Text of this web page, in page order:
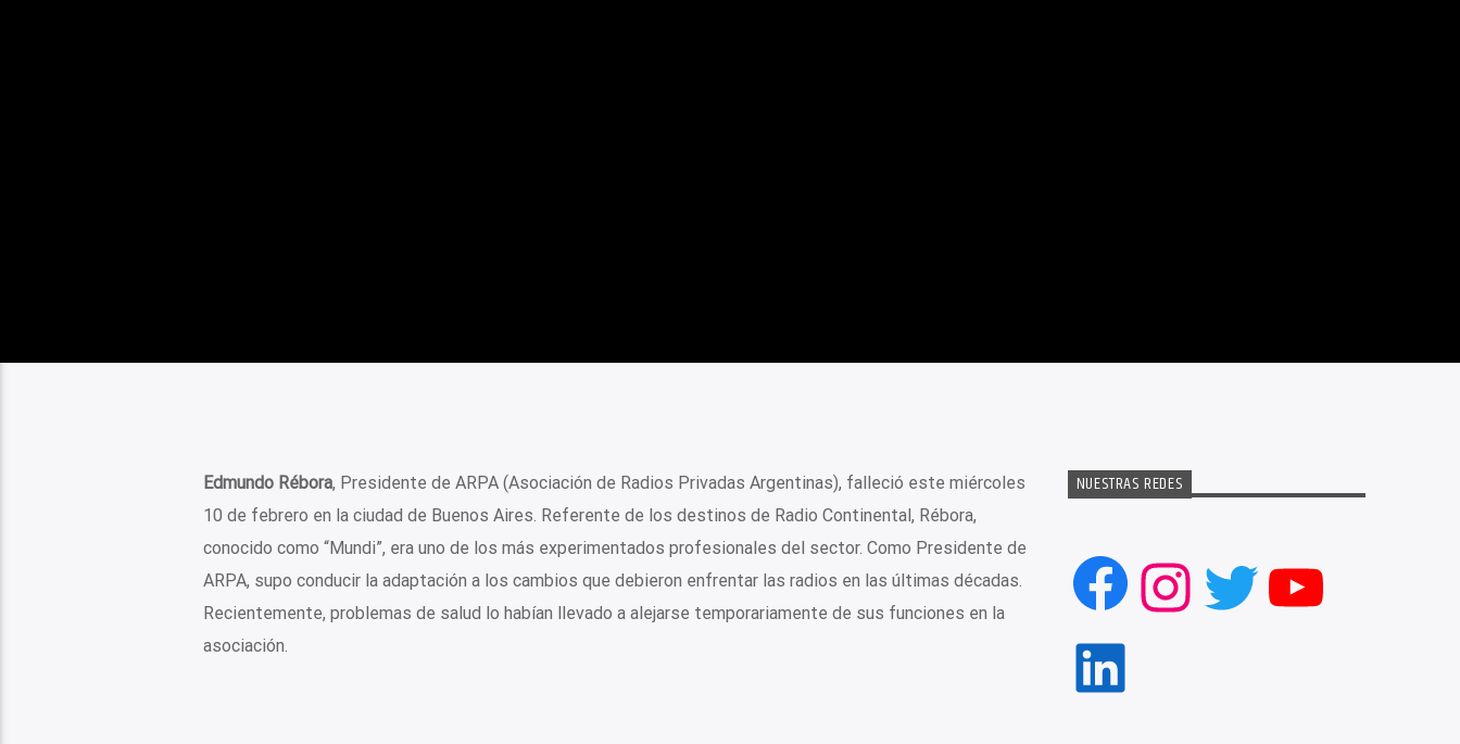
Edmundo Rébora, Presidente de ARPA (Asociación de Radios Privadas Argentinas), falleció este miércoles
10 de febrero en la ciudad de Buenos Aires. Referente de los destinos de Radio Continental, Rébora,
conocido como “Mundi”, era uno de los más experimentados profesionales del sector. Como Presidente de
ARPA, supo conducir la adaptación a los cambios que debieron enfrentar las radios en las últimas décadas.
Recientemente, problemas de salud lo habían llevado a alejarse temporariamente de sus funciones en la
asociación.
NUESTRAS REDES
Facebook
Instagram
Twitter
LinkedIn